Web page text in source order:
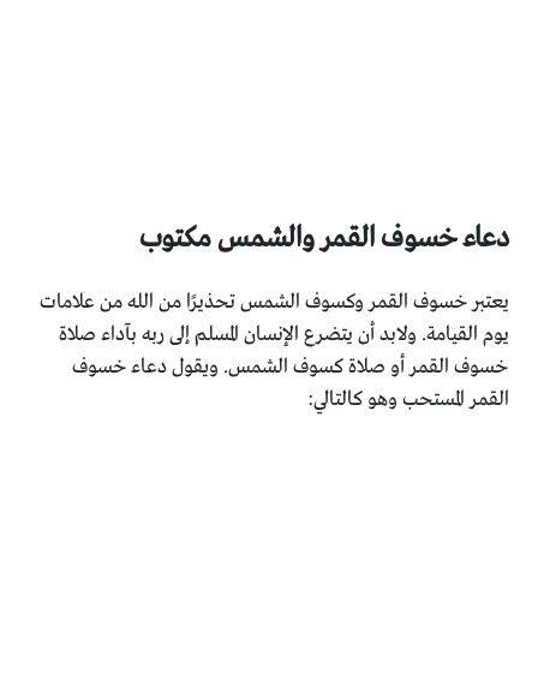
دعاء خسوف القمر والشمس مكتوب
يعتبر خسوف القمر وكسوف الشمس تحذيرًا من الله من علامات
يوم القيامة. ولابد أن يتضرع الإنسان المسلم إلى ربه بآداء صلاة
خسوف القمر أو صلاة كسوف الشمس. ويقول دعاء خسوف
القمر المستحب وهو كالتالي: